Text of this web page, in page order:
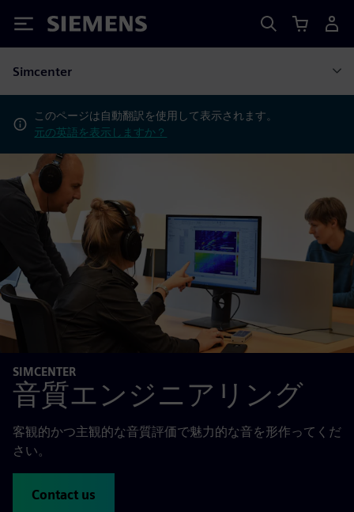
Siemens
Simcenter
このページは自動翻訳を使用して表示されます。
元の英語を表示しますか？
SIMCENTER
音質エンジニアリング
客観的かつ主観的な音質評価で魅力的な音を形作ってくだ
さい。
Contact us